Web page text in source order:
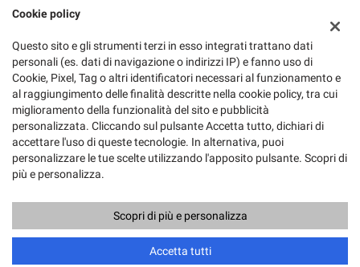
Dati fiscali:
Corso Meridionale,25, Afragola (NA)
C.F/P.IVA:07816451210
Registro delle imprese:NA
Copyright © 2026 GestionaleAuto.com S.r.l., Tutti i diritti riservati -
Leggi l'informativa sulla privacy-Cookie Policy
GestionaleAuto.com
Cookie policy
Questo sito e gli strumenti terzi in esso integrati trattano dati
personali (es. dati di navigazione o indirizzi IP) e fanno uso di
Cookie, Pixel, Tag o altri identificatori necessari al funzionamento e
al raggiungimento delle finalità descritte nella cookie policy, tra cui
miglioramento della funzionalità del sito e pubblicità
personalizzata. Cliccando sul pulsante Accetta tutto, dichiari di
accettare l'uso di queste tecnologie. In alternativa, puoi
personalizzare le tue scelte utilizzando l'apposito pulsante. Scopri di
più e personalizza.
Scopri di più e personalizza
Accetta tutti